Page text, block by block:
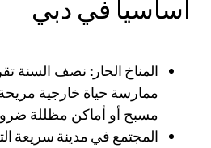
أساسياً في دبي
المناخ الحار: نصف السنة
ممارسة حياة خارجية
مسبح أو أماكن مظللة
المجتمع في مدينة سريعة